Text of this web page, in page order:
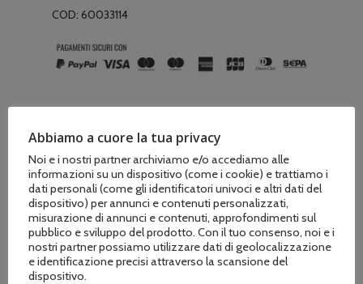
COD: 60033114
Descrizione
Informazioni aggiuntive
ESTERNO
Abbiamo a cuore la tua privacy
Noi e i nostri partner archiviamo e/o accediamo alle
informazioni su un dispositivo (come i cookie) e trattiamo i
dati personali (come gli identificatori univoci e altri dati del
dispositivo) per annunci e contenuti personalizzati,
misurazione di annunci e contenuti, approfondimenti sul
pubblico e sviluppo del prodotto. Con il tuo consenso, noi e i
nostri partner possiamo utilizzare dati di geolocalizzazione
e identificazione precisi attraverso la scansione del
dispositivo.